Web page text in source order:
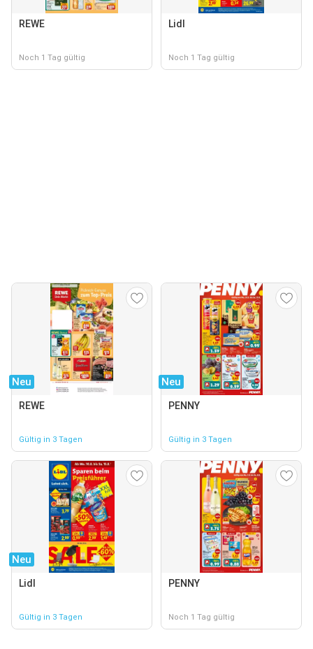
REWE
Noch 1 Tag gültig
Lidl
Noch 1 Tag gültig
Neu
REWE
Gültig in 3 Tagen
Neu
PENNY
Gültig in 3 Tagen
Neu
Lidl
Gültig in 3 Tagen
PENNY
Noch 1 Tag gültig